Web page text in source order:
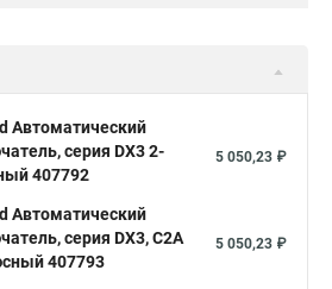
Автоматический
серия DX3 2-
407792
5 050,23 ₽
Автоматический
серия DX3, С2A
407793
5 050,23 ₽